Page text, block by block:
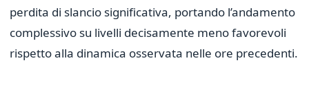
perdita di slancio significativa, portando l’andamento
complessivo su livelli decisamente meno favorevoli
rispetto alla dinamica osservata nelle ore precedenti.